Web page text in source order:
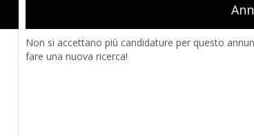
Non si accettano più candidature per questo
fare una nuova ricerca!